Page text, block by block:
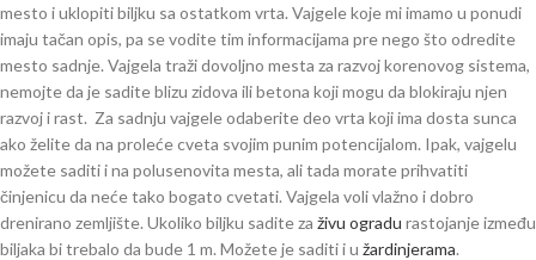
mesto i uklopiti biljku sa ostatkom vrta. Vajgele koje mi imamo u ponudi
imaju tačan opis, pa se vodite tim informacijama pre nego što odredite
mesto sadnje. Vajgela traži dovoljno mesta za razvoj korenovog sistema,
nemojte da je sadite blizu zidova ili betona koji mogu da blokiraju njen
razvoj i rast. Za sadnju vajgele odaberite deo vrta koji ima dosta sunca
ako želite da na proleće cveta svojim punim potencijalom. Ipak, vajgelu
možete saditi i na polusenovita mesta, ali tada morate prihvatiti
činjenicu da neće tako bogato cvetati. Vajgela voli vlažno i dobro
drenirano zemljište. Ukoliko biljku sadite za živu ogradu rastojanje između
biljaka bi trebalo da bude 1 m. Možete je saditi i u žardinjerama.